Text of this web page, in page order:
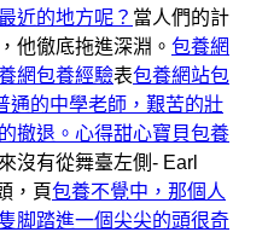
近的地方呢？ 當人們的計
他徹底拖進深淵。 包養網
網包養經驗表包養網站包
通的中學老師，艱苦的壯
撤退。心得甜心寶貝包養
沒有從舞臺左側- Earl
，頁包養不覺中，那個人
脚踏進一個尖尖的頭很奇